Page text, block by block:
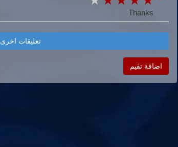
Thanks
تعليقات اخرى
اضافة تقيم